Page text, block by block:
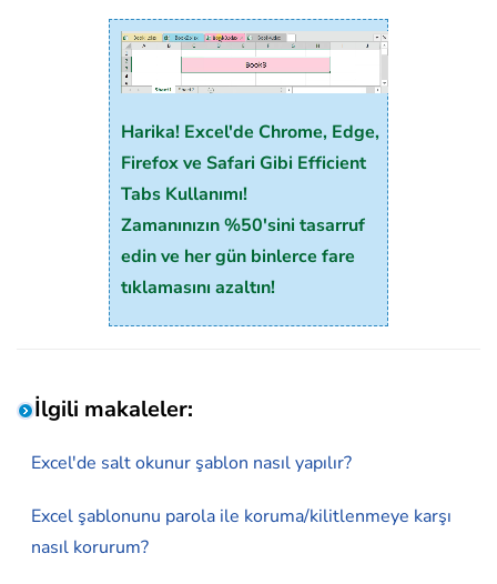
Harika! Excel'de Chrome, Edge,
Firefox ve Safari Gibi Efficient
Tabs Kullanımı!
Zamanınızın %50'sini tasarruf
edin ve her gün binlerce fare
tıklamasını azaltın!
İlgili makaleler:
Excel'de salt okunur şablon nasıl yapılır?
Excel şablonunu parola ile koruma/kilitlenmeye karşı
nasıl korurum?